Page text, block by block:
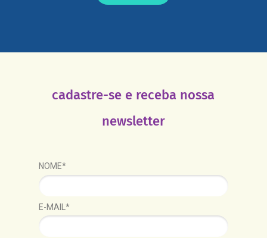
cadastre-se e receba nossa
newsletter
NOME*
E-MAIL*